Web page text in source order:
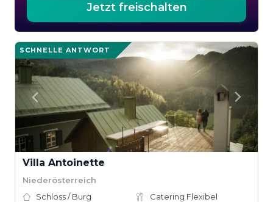
Jetzt freischalten
SCHNELLE ANTWORT
Villa Antoinette
Niederösterreich
Schloss / Burg
Catering Flexibel